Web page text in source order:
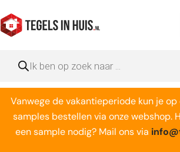
naar
de
zoeken
Vanwege de vakantieperiode kun je
samples bestellen via onze webshop.
een sample nodig? Mail ons via